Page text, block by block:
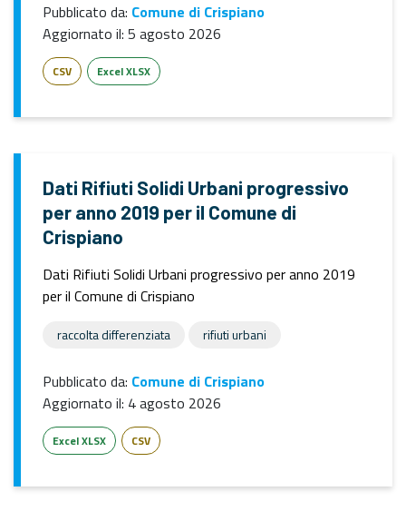
Pubblicato da: Comune di Crispiano
Aggiornato il: 5 agosto 2026
CSV Excel XLSX
Dati Rifiuti Solidi Urbani progressivo
per anno 2019 per il Comune di
Crispiano
Dati Rifiuti Solidi Urbani progressivo per anno 2019
per il Comune di Crispiano
raccolta differenziata rifiuti urbani
Pubblicato da: Comune di Crispiano
Aggiornato il: 4 agosto 2026
Excel XLSX CSV